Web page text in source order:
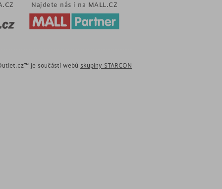
Najdete nás i na MALL.CZ
je součástí webů skupiny STARCON